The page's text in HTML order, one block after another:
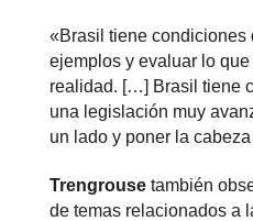
«Brasil tiene condiciones
ejemplos y evaluar lo
realidad. […] Brasil tiene
una legislación muy
un lado y poner la
Trengrouse también
de temas relacionados a